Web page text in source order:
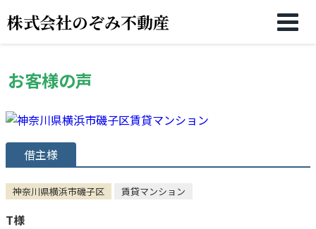
株式会社のぞみ不動産
お客様の声
借主様
神奈川県横浜市磯子区 賃貸マンション
T様